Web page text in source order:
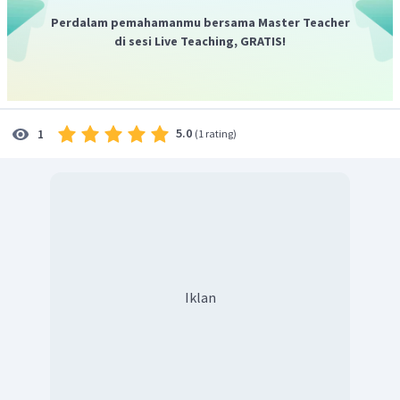
Perdalam pemahamanmu bersama Master Teacher
di sesi Live Teaching, GRATIS!
1 5.0 (1 rating)
Iklan